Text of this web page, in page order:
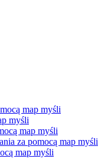
map myśli
myśli
map myśli
za pomocą map myśli
map myśli